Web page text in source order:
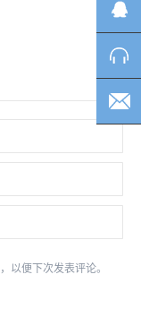
以便下次发表评论。